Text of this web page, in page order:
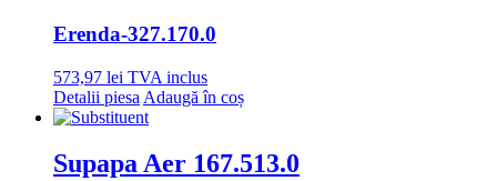
Erenda-327.170.0
573,97 lei TVA inclus
Detalii piesa Adaugă în coș
Supapa Aer 167.513.0